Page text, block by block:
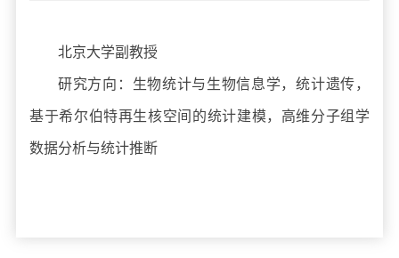
北京大学副教授
研究方向：生物统计与生物信息学，统计遗传，
基于希尔伯特再生核空间的统计建模，高维分子组学
数据分析与统计推断